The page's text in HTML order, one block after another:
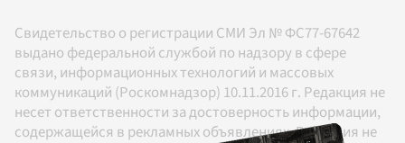
Свидетельство о регистрации СМИ Эл № ФС77-67642
выдано федеральной службой по надзору в сфере
связи, информационных технологий и массовых
коммуникаций (Роскомнадзор) 10.11.2016 г. Редакция не
несет ответственности за достоверность информации,
содержащейся в рекламных объявлениях. Редакция не